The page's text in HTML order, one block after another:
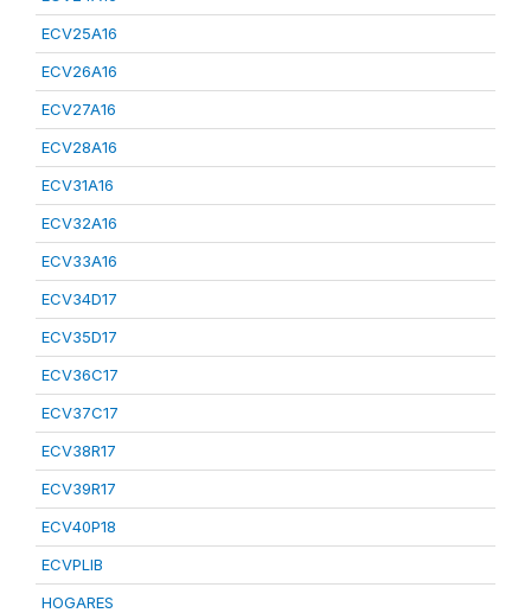
ECV25A16
ECV26A16
ECV27A16
ECV28A16
ECV31A16
ECV32A16
ECV33A16
ECV34D17
ECV35D17
ECV36C17
ECV37C17
ECV38R17
ECV39R17
ECV40P18
ECVPLIB
HOGARES